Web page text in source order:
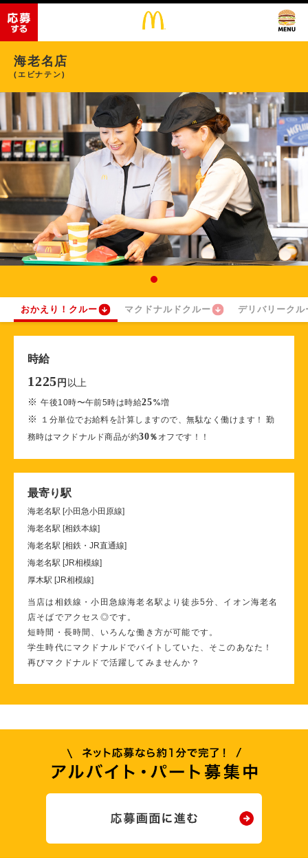
海老名店
(エビナテン)
おかえり！クルー マクドナルドクルー デリバリークル
時給
1225 円 以上
※午後10時〜午前5時は時給25%増
※
１分単位でお給料を計算しますので、無駄なく働けます！ 勤
務時はマクドナルド商品が約30％ オフです！！
最寄り駅
海老名駅 [小田急小田原線]
海老名駅 [相鉄本線]
海老名駅 [相鉄・JR直通線]
海老名駅 [JR相模線]
厚木駅 [JR相模線]
当店は相鉄線・小田急線海老名駅より徒歩5分、イオン海老名
店そばでアクセス◎です。
短時間・長時間、いろんな働き方が可能です。
学生時代にマクドナルドでバイトしていた、そこのあなた！
再びマクドナルドで活躍してみませんか？